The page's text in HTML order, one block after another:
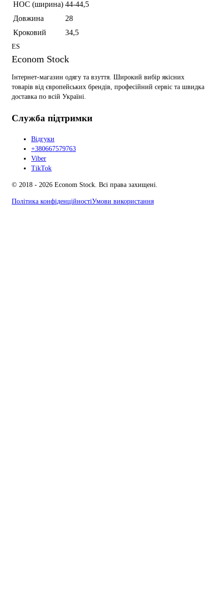
НОС (ширина) 44-44,5
Довжина
28
Кроковий
34,5
ES
Econom Stock
Інтернет-магазин одягу та взуття. Широкий вибір якісних
товарів від європейських брендів, професійний сервіс та швидка
доставка по всій Україні.
Служба підтримки
Відгуки
+380667579763
Viber
TikTok
© 2018 - 2026 Econom Stock. Всі права захищені.
Політика конфіденційностіУмови використання